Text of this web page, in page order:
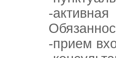
-активная
-прием